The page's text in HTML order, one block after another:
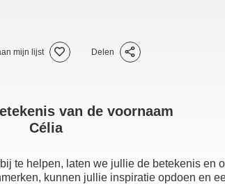
mijn lijst Delen
van de voornaam
Célia
te helpen, laten we jullie de betekenis en
kunnen jullie inspiratie opdoen en